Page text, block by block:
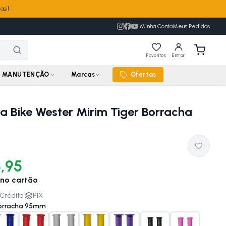
|Minha ContaMeus Pedidos
Favoritos Entrar
MANUTENÇÃO Marcas Ofertas
Bike Wester Mirim Tiger Borracha
cartão
|
PIX
95mm